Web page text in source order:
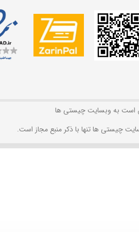
است به وبسایت چیستی ها
چیستی ها تنها با ذکر منبع مجاز است.